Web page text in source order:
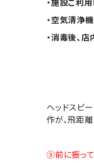
・空気清浄
・消毒後、
ヘッドスピ
作が、飛距
③前に振っ